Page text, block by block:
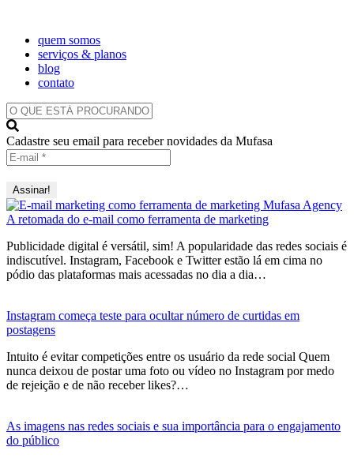
quem somos
serviços & planos
blog
contato
O
QUE
ESTÁ
PROCURANDO?
Cadastre seu email para receber novidades da Mufasa
A retomada do e-mail como ferramenta de marketing
Publicidade digital é versátil, sim! A popularidade das redes sociais é
indiscutível. Instagram, Facebook e Twitter estão lá em cima no
pódio das plataformas mais acessadas no dia a dia…
Instagram começa teste para ocultar número de curtidas em
postagens
Intuito é evitar competições entre os usuário da rede social Quem
nunca deixou de postar uma foto ou vídeo no Instagram por medo
de rejeição e de não receber likes?…
As imagens nas redes sociais e sua importância para o engajamento
do público